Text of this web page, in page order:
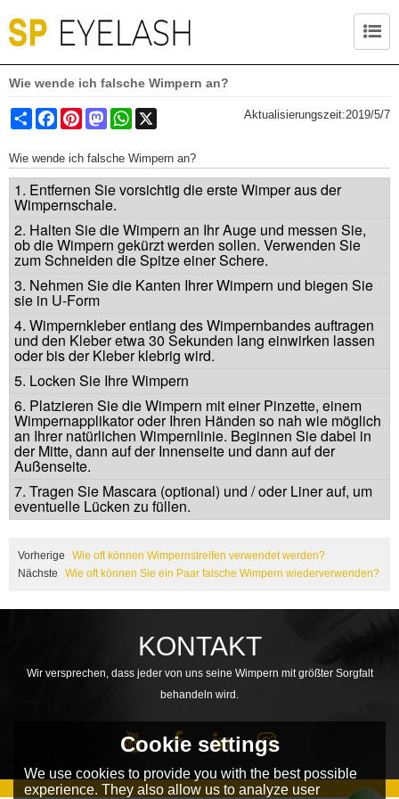
Wie wende ich falsche Wimpern an?
Share FacebookPinterestMastodonWhatsApp Aktualisierungszeit:2019/5/7
Wie wende ich falsche Wimpern an?
1. Entfernen Sie vorsichtig die erste Wimper aus der
Wimpernschale.
2. Halten Sie die Wimpern an Ihr Auge und messen Sie,
ob die Wimpern gekürzt werden sollen. Verwenden Sie
zum Schneiden die Spitze einer Schere.
3. Nehmen Sie die Kanten Ihrer Wimpern und biegen Sie
sie in U-Form
4. Wimpernkleber entlang des Wimpernbandes auftragen
und den Kleber etwa 30 Sekunden lang einwirken lassen
oder bis der Kleber klebrig wird.
5. Locken Sie Ihre Wimpern
6. Platzieren Sie die Wimpern mit einer Pinzette, einem
Wimpernapplikator oder Ihren Händen so nah wie möglich
an Ihrer natürlichen Wimpernlinie. Beginnen Sie dabei in
der Mitte, dann auf der Innenseite und dann auf der
Außenseite.
7. Tragen Sie Mascara (optional) und / oder Liner auf, um
eventuelle Lücken zu füllen.
Vorherige
Wie oft können Wimpernstreifen verwendet werden?
Nächste
Wie oft können Sie ein Paar falsche Wimpern wiederverwenden?
KONTAKT
Wir versprechen, dass jeder von uns seine Wimpern mit größter Sorgfalt
behandeln wird.
Cookie settings
We use cookies to provide you with the best possible
experience. They also allow us to analyze user